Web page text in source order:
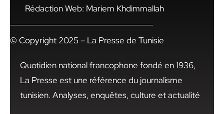
Rédaction Web: Mariem Khdimmallah
© Copyright 2025 – La Presse de Tunisie
Quotidien national francophone fondé en 1936,
La Presse est une référence du journalisme
tunisien. Analyses, enquêtes, culture et actualité